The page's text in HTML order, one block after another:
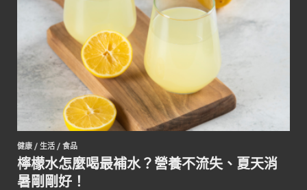
健康 / 生活 / 食品
檸檬水怎麼喝最補水？營養不流失、夏天消
暑剛剛好！